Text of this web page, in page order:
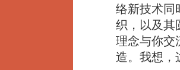
络新技术同
织，以及其
理念与你交
造。我想，